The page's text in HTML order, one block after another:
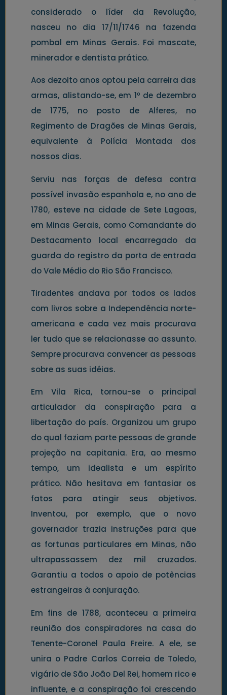
considerado o líder da Revolução,
nasceu no dia 17/11/1746 na fazenda
pombal em Minas Gerais. Foi mascate,
minerador e dentista prático.
Aos dezoito anos optou pela carreira das
armas, alistando-se, em 1º de dezembro
de 1775, no posto de Alferes, no
Regimento de Dragões de Minas Gerais,
equivalente à Polícia Montada dos
nossos dias.
Serviu nas forças de defesa contra
possível invasão espanhola e, no ano de
1780, esteve na cidade de Sete Lagoas,
em Minas Gerais, como Comandante do
Destacamento local encarregado da
guarda do registro da porta de entrada
do Vale Médio do Rio São Francisco.
Tiradentes andava por todos os lados
com livros sobre a Independência norte-
americana e cada vez mais procurava
ler tudo que se relacionasse ao assunto.
Sempre procurava convencer as pessoas
sobre as suas idéias.
Em Vila Rica, tornou-se o principal
articulador da conspiração para a
libertação do país. Organizou um grupo
do qual faziam parte pessoas de grande
projeção na capitania. Era, ao mesmo
tempo, um idealista e um espírito
prático. Não hesitava em fantasiar os
fatos para atingir seus objetivos.
Inventou, por exemplo, que o novo
governador trazia instruções para que
as fortunas particulares em Minas, não
ultrapassassem dez mil cruzados.
Garantiu a todos o apoio de potências
estrangeiras à conjuração.
Em fins de 1788, aconteceu a primeira
reunião dos conspiradores na casa do
Tenente-Coronel Paula Freire. A ele, se
unira o Padre Carlos Correia de Toledo,
vigário de São João Del Rei, homem rico e
influente, e a conspiração foi crescendo